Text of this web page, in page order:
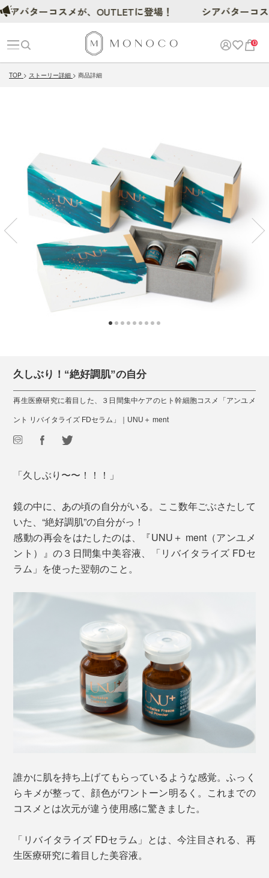
0
TOP ストーリー詳細 商品詳細
久しぶり！“絶好調肌”の自分
再生医療研究に着目した、３日間集中ケアのヒト幹細胞コスメ「アンユメ
ント リバイタライズ FDセラム」｜UNU＋ ment
「久しぶり〜〜！！！」
鏡の中に、あの頃の自分がいる。ここ数年ごぶさたして
いた、“絶好調肌”の自分がっ！
感動の再会をはたしたのは、『UNU＋ ment（アンユメ
ント）』の３日間集中美容液、「リバイタライズ FDセ
ラム」を使った翌朝のこと。
誰かに肌を持ち上げてもらっているような感覚。ふっく
らキメが整って、顔色がワントーン明るく。これまでの
コスメとは次元が違う使用感に驚きました。
「リバイタライズ FDセラム」とは、今注目される、再
生医療研究に着目した美容液。
ターコスメが、OUTLETに登場！ シアバターコスメ